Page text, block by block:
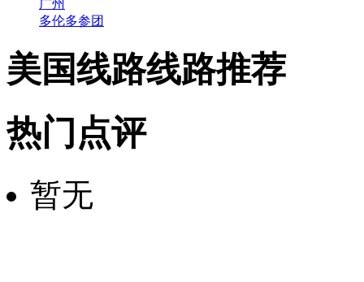
广州
多伦多参团
美国线路线路推荐
热门点评
暂无